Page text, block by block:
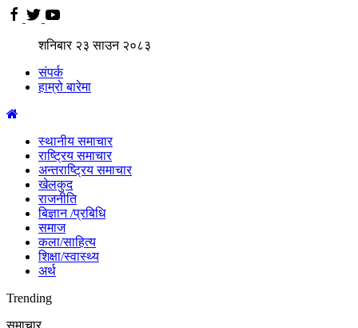
शनिबार २३साउन २०८३
संपर्क
हाम्रो बारेमा
स्थानीय समाचार
राष्ट्रिय समाचार
अन्तराष्ट्रिय समाचार
खेलकुद
राजनीति
बिज्ञान /प्रबिधि
समाज
कला/साहित्य
शिक्षा/स्वास्थ्य
अर्थ
Trending
समाचार